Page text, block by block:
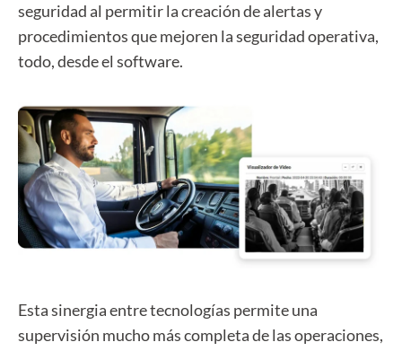
seguridad al permitir la creación de alertas y
procedimientos que mejoren la seguridad operativa,
todo, desde el software.
Esta sinergia entre tecnologías permite una
supervisión mucho más completa de las operaciones,